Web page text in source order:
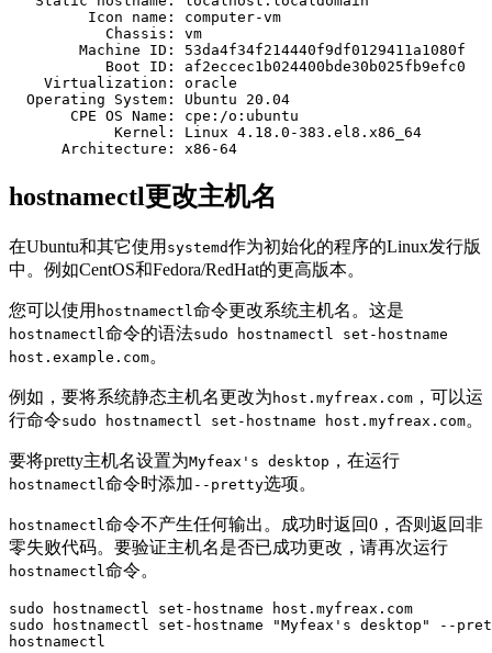
         Icon name: computer-vm
           Chassis: vm
        Machine ID: 53da4f34f214440f9df0129411a1080f
           Boot ID: af2eccec1b024400bde30b025fb9efc0
    Virtualization: oracle
  Operating System: Ubuntu 20.04
       CPE OS Name: cpe:/o:ubuntu
            Kernel: Linux 4.18.0-383.el8.x86_64
hostnamectl更改主机名
在Ubuntu和其它使用 systemd作为初始化的程序的Linux发行版
中。例如CentOS和Fedora/RedHat的更高版本。
您可以使用 hostnamectl 命令更改系统主机名。这是
hostnamectl 命令的语法sudo hostnamectl set-hostname
host.example.com。
例如，要将系统静态主机名更改为 host.myfreax.com ，可以运
行命令sudo hostnamectl set-hostname host.myfreax.com。
要将pretty主机名设置为Myfeax's desktop ，在运行
hostnamectl 命令时添加 --pretty选项。
hostnamectl 命令不产生任何输出。成功时返回0，否则返回非
零失败代码。要验证主机名是否已成功更改，请再次运行
hostnamectl 命令。
sudo hostnamectl set-hostname host.myfreax.com
sudo hostnamectl set-hostname "Myfeax's desktop" --
hostnamectl